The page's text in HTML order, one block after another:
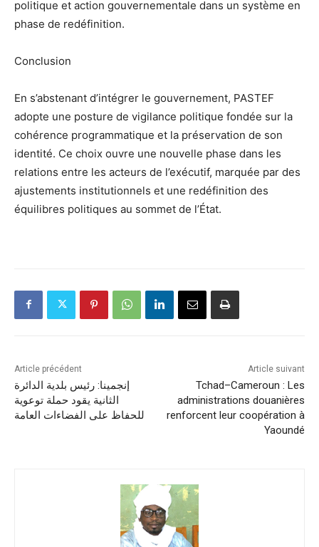
politique et action gouvernementale dans un système en
phase de redéfinition.
Conclusion
En s’abstenant d’intégrer le gouvernement, PASTEF
adopte une posture de vigilance politique fondée sur la
cohérence programmatique et la préservation de son
identité. Ce choix ouvre une nouvelle phase dans les
relations entre les acteurs de l’exécutif, marquée par des
ajustements institutionnels et une redéfinition des
équilibres politiques au sommet de l’État.
Article précédent
إنجمينا: رئيس بلدية الدائرة
الثانية يقود حملة توعوية
للحفاظ على الفضاءات العامة
Article suivant
Tchad–Cameroun : Les
administrations douanières
renforcent leur coopération à
Yaoundé